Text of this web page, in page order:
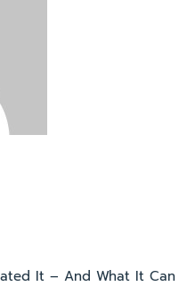
It – And What It Can